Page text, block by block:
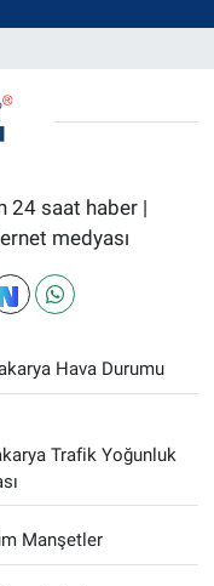
24 saat haber |
medyası
Hava Durumu
Trafik Yoğunluk
Manşetler